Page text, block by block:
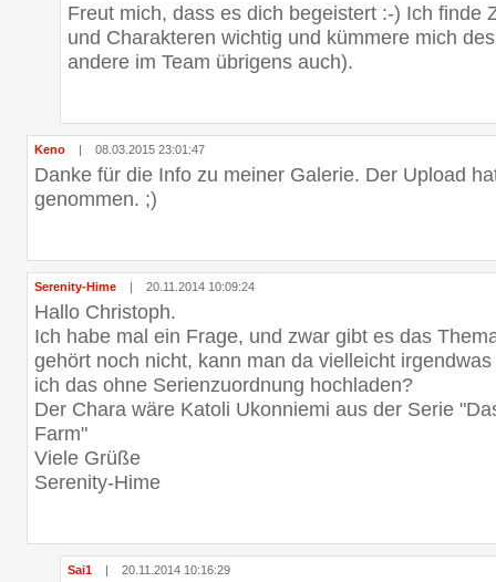
Freut mich, dass es dich begeistert :-) Ich finde
und Charakteren wichtig und kümmere mich
andere im Team übrigens auch).
Keno | 08.03.2015 23:01:47
Danke für die Info zu meiner Galerie. Der Upload
genommen. ;)
Serenity-Hime | 20.11.2014 10:09:24
Hallo Christoph.
Ich habe mal ein Frage, und zwar gibt es das
gehört noch nicht, kann man da vielleicht
ich das ohne Serienzuordnung hochladen?
Der Chara wäre Katoli Ukonniemi aus der Serie
Farm"
Viele Grüße
Serenity-Hime
Sai1 | 20.11.2014 10:16:29